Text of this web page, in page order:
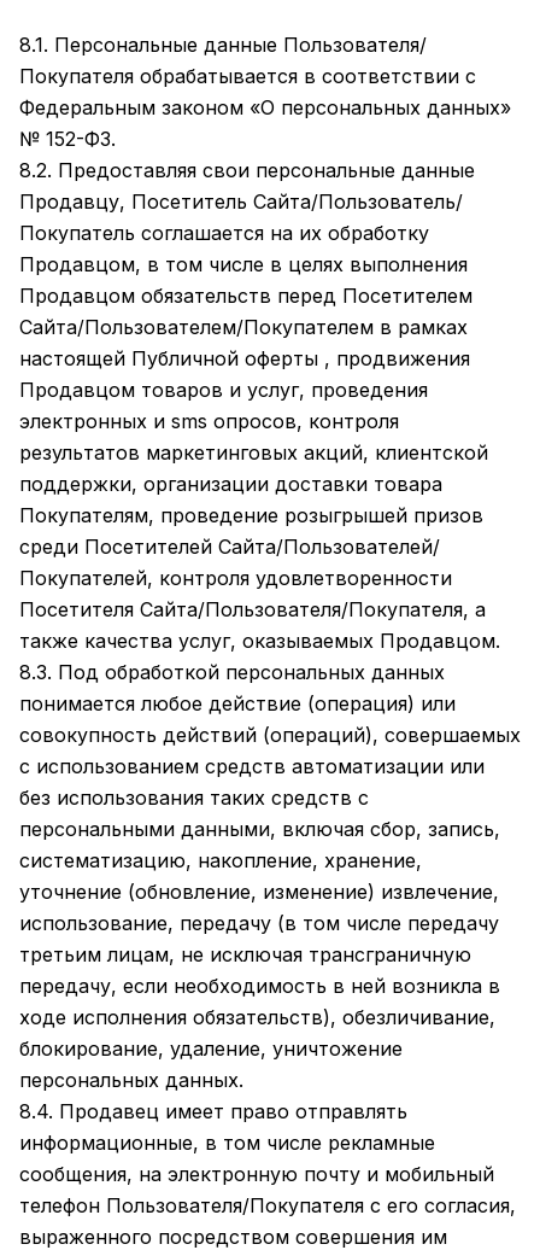
8.1. Персональные данные Пользователя/
Покупателя обрабатывается в соответствии с
Федеральным законом «О персональных данных»
№ 152-ФЗ.
8.2. Предоставляя свои персональные данные
Продавцу, Посетитель Сайта/Пользователь/
Покупатель соглашается на их обработку
Продавцом, в том числе в целях выполнения
Продавцом обязательств перед Посетителем
Сайта/Пользователем/Покупателем в рамках
настоящей Публичной оферты , продвижения
Продавцом товаров и услуг, проведения
электронных и sms опросов, контроля
результатов маркетинговых акций, клиентской
поддержки, организации доставки товара
Покупателям, проведение розыгрышей призов
среди Посетителей Сайта/Пользователей/
Покупателей, контроля удовлетворенности
Посетителя Сайта/Пользователя/Покупателя, а
также качества услуг, оказываемых Продавцом.
8.3. Под обработкой персональных данных
понимается любое действие (операция) или
совокупность действий (операций), совершаемых
с использованием средств автоматизации или
без использования таких средств с
персональными данными, включая сбор, запись,
систематизацию, накопление, хранение,
уточнение (обновление, изменение) извлечение,
использование, передачу (в том числе передачу
третьим лицам, не исключая трансграничную
передачу, если необходимость в ней возникла в
ходе исполнения обязательств), обезличивание,
блокирование, удаление, уничтожение
персональных данных.
8.4. Продавец имеет право отправлять
информационные, в том числе рекламные
сообщения, на электронную почту и мобильный
телефон Пользователя/Покупателя с его согласия,
выраженного посредством совершения им